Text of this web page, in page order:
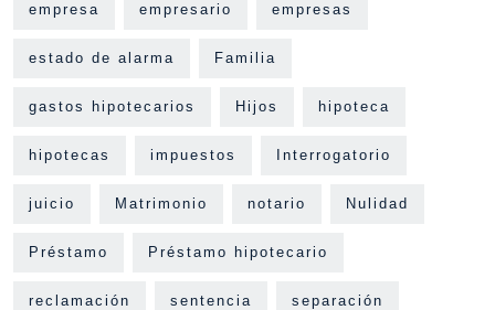
empresa empresario empresas
estado de alarma Familia
gastos hipotecarios Hijos hipoteca
hipotecas impuestos Interrogatorio
juicio Matrimonio notario Nulidad
Préstamo Préstamo hipotecario
reclamación sentencia separación